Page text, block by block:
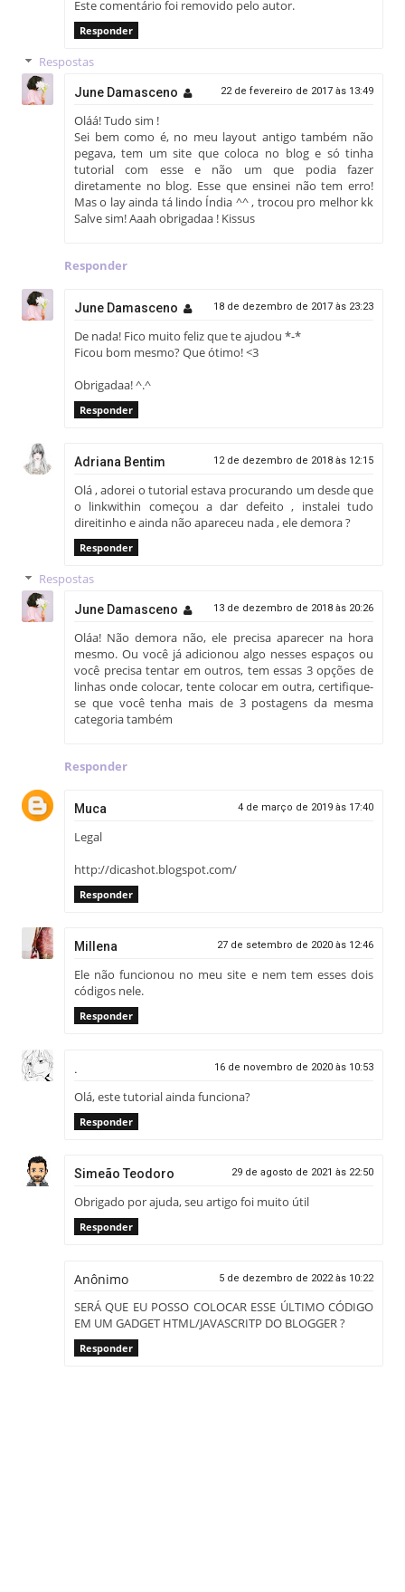
Este comentário foi removido pelo autor.
Responder
Respostas
June Damasceno 22 de fevereiro de 2017 às 13:49
Oláá! Tudo sim !
Sei bem como é, no meu layout antigo também não
pegava, tem um site que coloca no blog e só tinha
tutorial com esse e não um que podia fazer
diretamente no blog. Esse que ensinei não tem erro!
Mas o lay ainda tá lindo Índia ^^ , trocou pro melhor kk
Salve sim! Aaah obrigadaa ! Kissus
Responder
June Damasceno 18 de dezembro de 2017 às 23:23
De nada! Fico muito feliz que te ajudou *-*
Ficou bom mesmo? Que ótimo! <3
Obrigadaa! ^.^
Responder
Adriana Bentim 12 de dezembro de 2018 às 12:15
Olá , adorei o tutorial estava procurando um desde que
o linkwithin começou a dar defeito , instalei tudo
direitinho e ainda não apareceu nada , ele demora ?
Responder
Respostas
June Damasceno 13 de dezembro de 2018 às 20:26
Oláa! Não demora não, ele precisa aparecer na hora
mesmo. Ou você já adicionou algo nesses espaços ou
você precisa tentar em outros, tem essas 3 opções de
linhas onde colocar, tente colocar em outra, certifique-
se que você tenha mais de 3 postagens da mesma
categoria também
Responder
Muca 4 de março de 2019 às 17:40
Legal
http://dicashot.blogspot.com/
Responder
Millena 27 de setembro de 2020 às 12:46
Ele não funcionou no meu site e nem tem esses dois
códigos nele.
Responder
. 16 de novembro de 2020 às 10:53
Olá, este tutorial ainda funciona?
Responder
Simeão Teodoro 29 de agosto de 2021 às 22:50
Obrigado por ajuda, seu artigo foi muito útil
Responder
Anônimo 5 de dezembro de 2022 às 10:22
SERÁ QUE EU POSSO COLOCAR ESSE ÚLTIMO CÓDIGO
EM UM GADGET HTML/JAVASCRITP DO BLOGGER ?
Responder